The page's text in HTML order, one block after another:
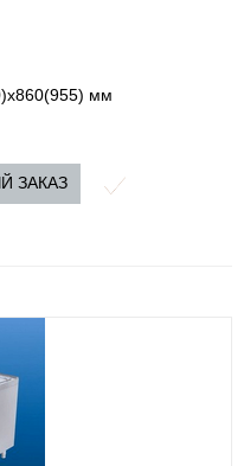
мм
ЗАКАЗ